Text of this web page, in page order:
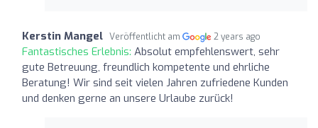
Kerstin Mangel Veröffentlicht am 2 years ago
Fantastisches Erlebnis: Absolut empfehlenswert, sehr
gute Betreuung, freundlich kompetente und ehrliche
Beratung! Wir sind seit vielen Jahren zufriedene Kunden
und denken gerne an unsere Urlaube zurück!